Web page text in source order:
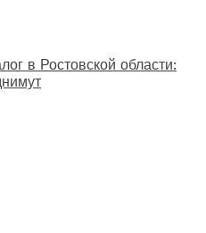
в Ростовской области: